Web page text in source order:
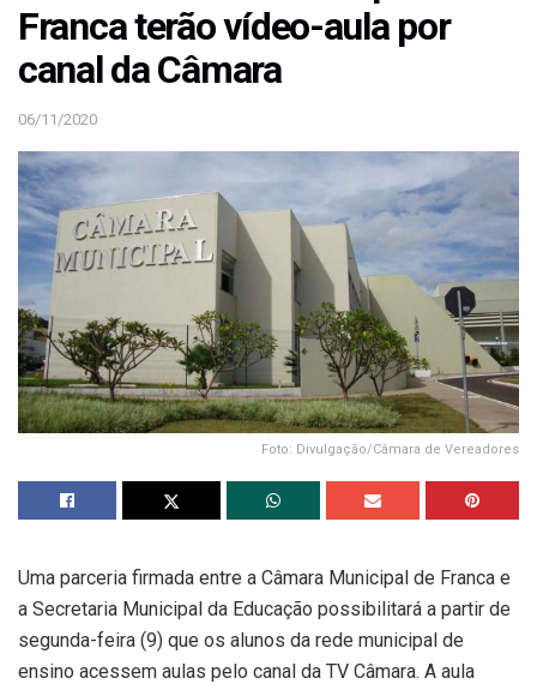
Franca terão vídeo-aula por
canal da Câmara
06/11/2020
Foto: Divulgação/Câmara de Vereadores
Uma parceria firmada entre a Câmara Municipal de Franca e
a Secretaria Municipal da Educação possibilitará a partir de
segunda-feira (9) que os alunos da rede municipal de
ensino acessem aulas pelo canal da TV Câmara. A aula